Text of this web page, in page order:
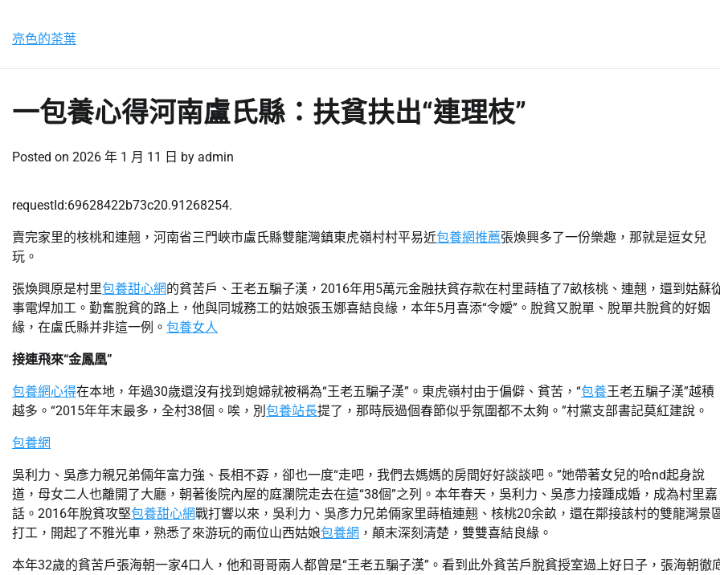
content
亮色的茶葉
一包養心得河南盧氏縣：扶貧扶出“連理枝”
Posted on 2026 年 1 月 11 日 by admin
requestId:69628422b73c20.91268254.
賣完家里的核桃和連翹，河南省三門峽市盧氏縣雙龍灣鎮東虎嶺村村平易近包養網推薦張煥興多了一份樂趣，那就是逗女兒
玩。
張煥興原是村里包養甜心網的貧苦戶、王老五騙子漢，2016年用5萬元金融扶貧存款在村里蒔植了7畝核桃、連翹，還到姑蘇
事電焊加工。勤奮脫貧的路上，他與同城務工的姑娘張玉娜喜結良緣，本年5月喜添“令嬡”。脫貧又脫單、脫單共脫貧的好姻
緣，在盧氏縣并非這一例。 包養女人
接連飛來“金鳳凰”
包養網心得在本地，年過30歲還沒有找到媳婦就被稱為“王老五騙子漢”。東虎嶺村由于偏僻、貧苦，“包養王老五騙子漢”越積
越多。“2015年年末最多，全村38個。唉，別 包養站長提了，那時辰過個春節似乎氛圍都不太夠。”村黨支部書記莫紅建說。
包養網
吳利力、吳彥力親兄弟倆年富力強、長相不孬，卻也一度“走吧，我們去媽媽的房間好好談談吧。”她帶著女兒的哈nd起身說
道，母女二人也離開了大廳，朝著後院內屋的庭瀾院走去在這“38個”之列。本年春天，吳利力、吳彥力接踵成婚，成為村里嘉
話。2016年脫貧攻堅包養甜心網戰打響以來，吳利力、吳彥力兄弟倆家里蒔植連翹、核桃20余畝，還在鄰接該村的雙龍灣景
打工，開起了不雅光車，熟悉了來游玩的兩位山西姑娘包養網 ，顛末深刻清楚，雙雙喜結良緣。
本年32歲的貧苦戶張海朝一家4口人，他和哥哥兩人都曾是“王老五騙子漢”。看到此外貧苦戶脫貧授室過上好日子，張海朝徹